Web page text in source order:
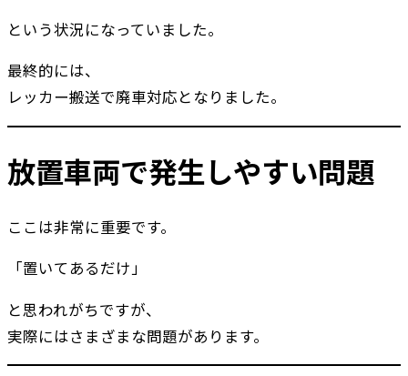
という状況になっていました。
最終的には、
レッカー搬送で廃車対応となりました。
放置車両で発生しやすい問題
ここは非常に重要です。
「置いてあるだけ」
と思われがちですが、
実際にはさまざまな問題があります。